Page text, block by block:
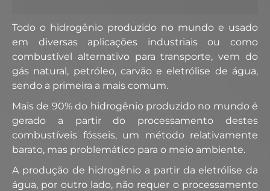
Todo o hidrogênio produzido no mundo e usado
em diversas aplicações industriais ou como
combustível alternativo para transporte, vem do
gás natural, petróleo, carvão e eletrólise de água,
sendo a primeira a mais comum.
Mais de 90% do hidrogênio produzido no mundo é
gerado a partir do processamento destes
combustíveis fósseis, um método relativamente
barato, mas problemático para o meio ambiente.
A produção de hidrogênio a partir da eletrólise da
água, por outro lado, não requer o processamento